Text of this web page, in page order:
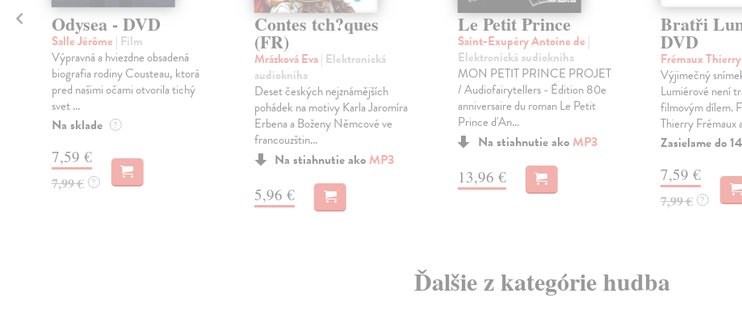
Odysea - DVD
Salle Jérôme | Film
Výpravná a hviezdne obsadená
biografia rodiny Cousteau, ktorá
pred našimi očami otvorila tichý
svet ...
Na sklade ?
7,59 €
7,99 € ?
Contes tch?ques
(FR)
Mrázková Eva| Elektronická
audiokniha
Deset českých nejznámějších
pohádek na motivy Karla Jaromíra
Erbena a Boženy Němcové ve
francouzštin...
Na stiahnutie ako MP3
5,96 €
Le Petit Prince
Saint-Exupéry Antoine de |
Elektronická audiokniha
MON PETIT PRINCE PROJET
/ Audiofairytellers - Édition 80e
anniversaire du roman Le Petit
Prince d'An...
Na stiahnutie ako MP3
13,96 €
Bratři
DVD
Frémaux Thierry
Výjimečný
Lumiérové není
filmovým dílem.
Thierry Frémaux
Zasielame do
7,59 €
7,99 € ?
Ďalšie z kategórie hudba